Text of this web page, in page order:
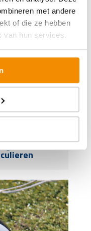
met andere
of die ze hebben
van hun services.